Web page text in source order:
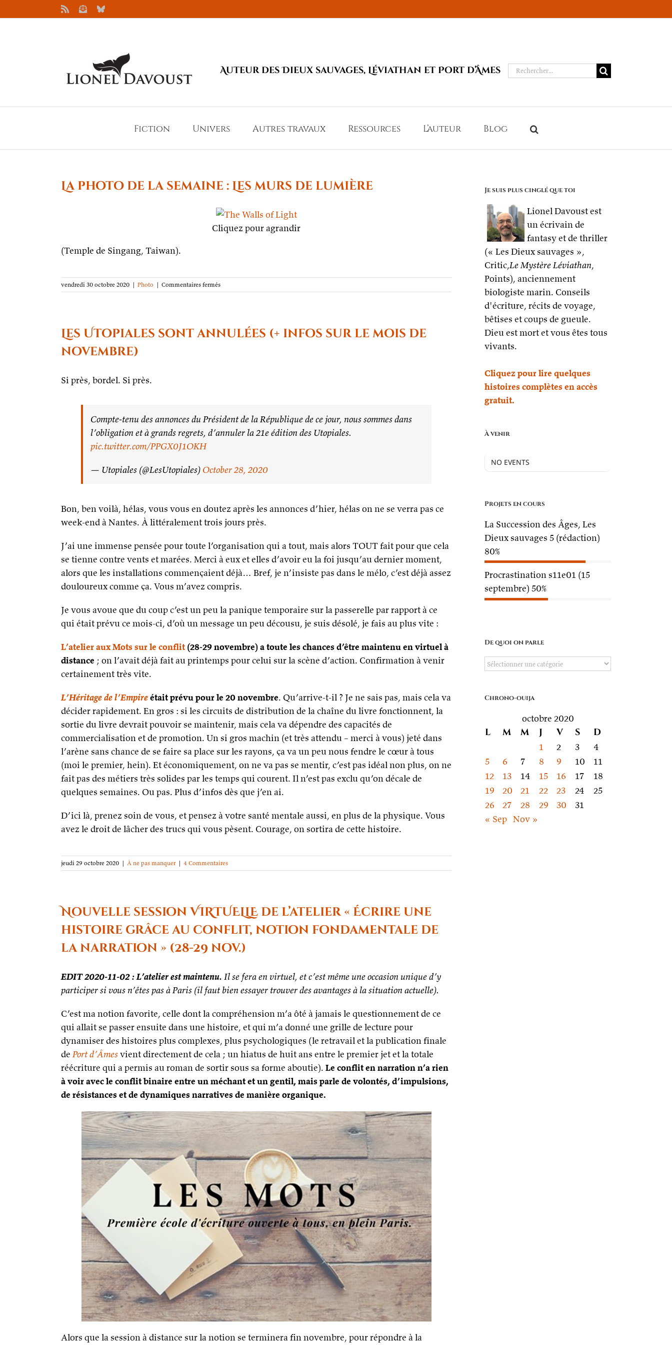
au
Rss Newsletter
Bluesky
Auteur des Dieux sauvages, Léviathan et Port d’Âmes Rechercher:
Fiction Univers Autres travaux Ressources L’auteur Blog
La photo de la semaine : Les murs de lumière
Cliquez pour agrandir
(Temple de Singang, Taiwan).
vendredi 30 octobre 2020 | Photo | Commentaires ferméssur
La
semaine :
Les
Les Utopiales sont annulées (+ infos sur le mois de
novembre)
Si près, bordel. Si près.
Compte-tenu des annonces du Président de la République de ce jour, nous sommes dans
l’obligation et à grands regrets, d’annuler la 21e édition des Utopiales.
pic.twitter.com/PPGX0J1OKH
— Utopiales (@LesUtopiales) October 28, 2020
Bon, ben voilà, hélas, vous vous en doutez après les annonces d’hier, hélas on ne se verra pas ce
week-end à Nantes. À littéralement trois jours près.
J’ai une immense pensée pour toute l’organisation qui a tout, mais alors TOUT fait pour que cela
se tienne contre vents et marées. Merci à eux et elles d’avoir eu la foi jusqu’au dernier moment,
alors que les installations commençaient déjà… Bref, je n’insiste pas dans le mélo, c’est déjà assez
douloureux comme ça. Vous m’avez compris.
Je vous avoue que du coup c’est un peu la panique temporaire sur la passerelle par rapport à ce
qui était prévu ce mois-ci, d’où un message un peu décousu, je suis désolé, je fais au plus vite :
L’atelier aux Mots sur le conflit (28-29 novembre) a toute les chances d’être maintenu en virtuel à
distance ; on l’avait déjà fait au printemps pour celui sur la scène d’action. Confirmation à venir
certainement très vite.
L’Héritage de l’Empireétait prévu pour le 20 novembre. Qu’arrive-t-il ? Je ne sais pas, mais cela va
décider rapidement. En gros : si les circuits de distribution de la chaîne du livre fonctionnent, la
sortie du livre devrait pouvoir se maintenir, mais cela va dépendre des capacités de
commercialisation et de promotion. Un si gros machin (et très attendu – merci à vous) jeté dans
l’arène sans chance de se faire sa place sur les rayons, ça va un peu nous fendre le cœur à tous
(moi le premier, hein). Et économiquement, on ne va pas se mentir, c’est pas idéal non plus, on ne
fait pas des métiers très solides par les temps qui courent. Il n’est pas exclu qu’on décale de
quelques semaines. Ou pas. Plus d’infos dès que j’en ai.
D’ici là, prenez soin de vous, et pensez à votre santé mentale aussi, en plus de la physique. Vous
avez le droit de lâcher des trucs qui vous pèsent. Courage, on sortira de cette histoire.
jeudi 29 octobre 2020 | À ne pas manquer | 4 Commentaires
Nouvelle session VIRTUELLE de l’atelier « Écrire une
histoire grâce au conflit, notion fondamentale de
la narration » (28-29 nov.)
EDIT 2020-11-02 : L’atelier est maintenu. Il se fera en virtuel, et c’est même une occasion unique d’y
participer si vous n’êtes pas à Paris (il faut bien essayer trouver des avantages à la situation actuelle).
C’est ma notion favorite, celle dont la compréhension m’a ôté à jamais le questionnement de ce
qui allait se passer ensuite dans une histoire, et qui m’a donné une grille de lecture pour
dynamiser des histoires plus complexes, plus psychologiques (le retravail et la publication finale
de Port d’Âmesvient directement de cela ; un hiatus de huit ans entre le premier jet et la totale
réécriture qui a permis au roman de sortir sous sa forme aboutie). Le conflit en narration n’a rien
à voir avec le conflit binaire entre un méchant et un gentil, mais parle de volontés, d’impulsions,
de résistances et de dynamiques narratives de manière organique.
Alors que la session à distance sur la notion se terminera fin novembre, pour répondre à la
Je suis plus cinglé que toi
Lionel Davoust est
un écrivain de
fantasy et de thriller
(« Les Dieux sauvages »,
Critic,Le Mystère Léviathan,
Points), anciennement
biologiste marin. Conseils
d'écriture, récits de voyage,
bêtises et coups de gueule.
Dieu est mort et vous êtes tous
vivants.
Cliquez pour lire quelques
histoires complètes en accès
gratuit.
À venir
NO EVENTS
Projets en cours
La Succession des Âges, Les
Dieux sauvages 5 (rédaction)
80%
Procrastination s11e01 (15
septembre) 50%
De quoi on parle
De
parle
Chrono-ouija
octobre 2020
L M M J V S D
1 2 3
4
5
6 7 8 9 10
11
12
13 14 15 16 17
18
19
20 21 22 23 24
25
26
27 28 29 30
31
« Sep Nov »